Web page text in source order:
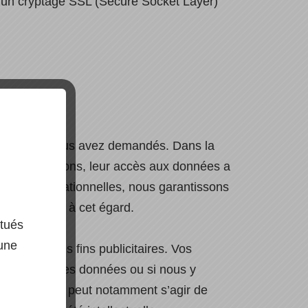
que vous avez demandés. Dans la
prestations, leur accès aux données a
et organisationnelles, nous garantissons
externes à cet égard.
à des fins publicitaires. Vos
des données ou si nous y
Il peut notamment s’agir de